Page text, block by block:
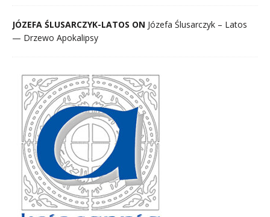
JÓZEFA ŚLUSARCZYK-LATOS ON Józefa Ślusarczyk – Latos
— Drzewo Apokalipsy